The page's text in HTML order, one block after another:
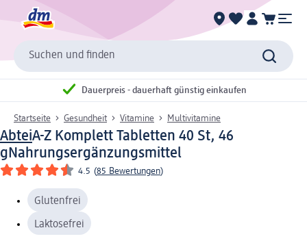
Suchen und finden
Dauerpreis - dauerhaft günstig einkaufen
Startseite Gesundheit Vitamine Multivitamine
AbteiA-Z Komplett Tabletten 40 St, 46
gNahrungsergänzungsmittel
4.5 (85 Bewertungen)
Glutenfrei
Laktosefrei